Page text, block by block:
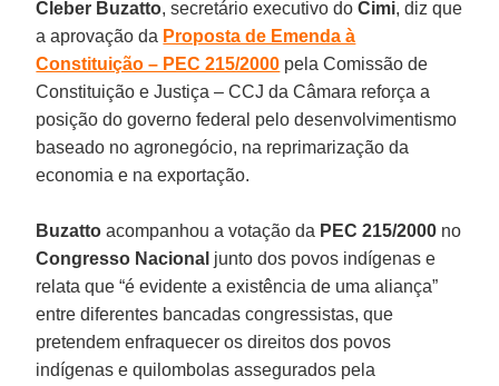
Cleber Buzatto, secretário executivo doCimi, diz que
a aprovação da Proposta de Emenda à
Constituição – PEC 215/2000 pela Comissão de
Constituição e Justiça – CCJ da Câmara reforça a
posição do governo federal pelo desenvolvimentismo
baseado no agronegócio, na reprimarização da
economia e na exportação.
Buzattoacompanhou a votação da PEC 215/2000 no
Congresso Nacional junto dos povos indígenas e
relata que “é evidente a existência de uma aliança”
entre diferentes bancadas congressistas, que
pretendem enfraquecer os direitos dos povos
indígenas e quilombolas assegurados pela